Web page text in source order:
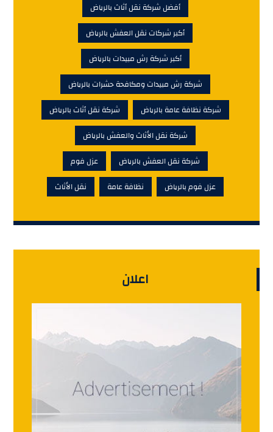
أفضل شركة نقل أثاث بالرياض
أكبر شركات نقل العفش بالرياض
أكبر شركة رش مبيدات بالرياض
شركة رش مبيدات ومكافحة حشرات بالرياض
شركة نظافة عامة بالرياض
شركة نقل أثاث بالرياض
شركة نقل الأثاث والعفش بالرياض
شركة نقل العفش بالرياض
عزل فوم
عزل فوم بالرياض
نظافة عامة نقل الأثاث
اعلان